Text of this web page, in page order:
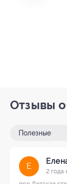
Отзывы
Полезные
Е
2 года